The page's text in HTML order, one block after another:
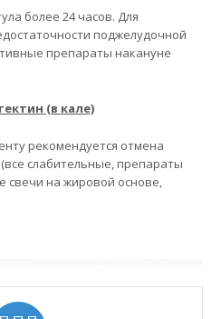
более 24 часов. Для
поджелудочной
препараты накануне
(в кале)
рекомендуется отмена
слабительные, препараты
свечи на жировой основе,